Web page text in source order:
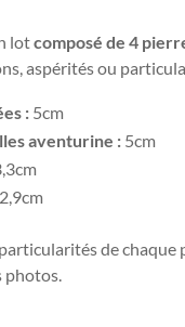
lotcomposé de 4
aspérités ou
: 5cm
aventurine : 5cm
de chaque
photos.